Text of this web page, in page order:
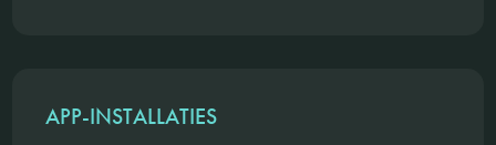
APP-INSTALLATIES